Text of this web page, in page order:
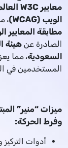
معايير W3C العالمية
الويب (WCAG)
،
مطابقة المعايير
الصادرة عن هيئة
السعودية، مما
المستخدمين في
ميزات “منير”
وفرط الحركة:
أدوات